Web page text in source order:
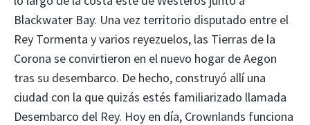
Blackwater Bay. Una vez territorio disputado entre el
Rey Tormenta y varios reyezuelos, las Tierras de la
Corona se convirtieron en el nuevo hogar de Aegon
tras su desembarco. De hecho, construyó allí una
ciudad con la que quizás estés familiarizado llamada
Desembarco del Rey. Hoy en día, Crownlands funciona